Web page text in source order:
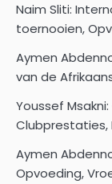
Naim Sliti:
toernooien,
Aymen
van de
Youssef
Aymen
Opvoeding,